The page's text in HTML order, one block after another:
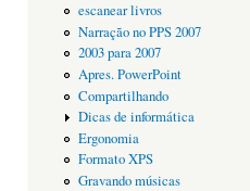
escanear livros
Narração no PPS 2007
2003 para 2007
Apres. PowerPoint
Compartilhando
Dicas de informática
Ergonomia
Formato XPS
Gravando músicas